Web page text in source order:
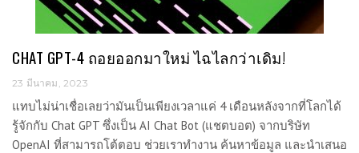
CHAT GPT-4 ถอยออกมาใหม่ ไฉไลกว่าเดิม!
23 มีนาคม, 2023
แทบไม่น่าเชื่อเลยว่ามันเป็นเพียงเวลาแค่ 4 เดือนหลังจากที่โลกได้
รู้จักกับ Chat GPT ซึ่งเป็น AI Chat Bot (แชตบอต) จากบริษัท
OpenAI ที่สามารถโต้ตอบ ช่วยเราทำงาน ค้นหาข้อมูล และนำเสนอ